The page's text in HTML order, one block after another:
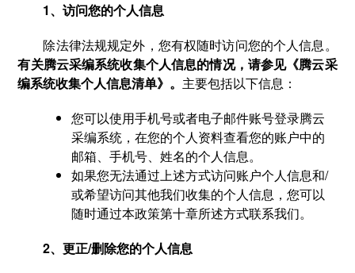
1、访问您的个人信息
除法律法规规定外，您有权随时访问您的个人信息。
有关腾云采编系统收集个人信息的情况，请参见《腾云采
编系统收集个人信息清单》。 主要包括以下信息：
您可以使用手机号或者电子邮件账号登录腾云
采编系统，在您的个人资料查看您的账户中的
邮箱、手机号、姓名的个人信息。
如果您无法通过上述方式访问账户个人信息和/
或希望访问其他我们收集的个人信息，您可以
随时通过本政策第十章所述方式联系我们。
2、更正/删除您的个人信息